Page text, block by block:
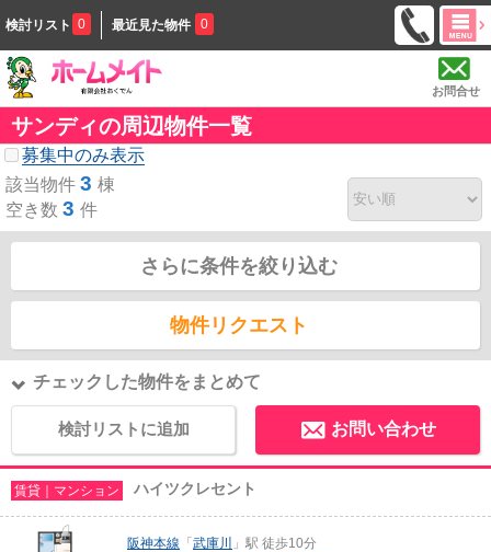
検討リスト 0 最近見た物件 0
お問合せ
サンディの周辺物件一覧
募集中のみ表示
該当物件 3 棟
空き数 3 件
さらに条件を絞り込む
物件リクエスト
チェックした物件をまとめて
検討リストに追加 お問い合わせ
賃貸｜マンション ハイツクレセント
阪神本線 「 武庫川
」駅 徒歩10分